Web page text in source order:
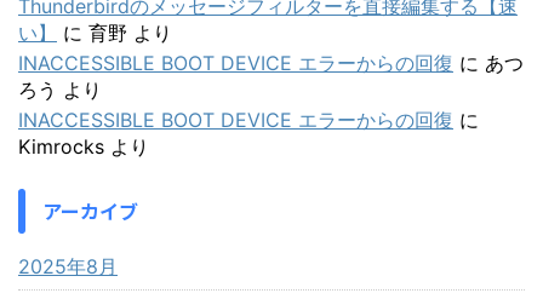
Thunderbirdのメッセージフィルターを直接編集する【速
い】
に 育野 より
INACCESSIBLE BOOT DEVICE エラーからの回復 に あつ
ろう より
INACCESSIBLE BOOT DEVICE エラーからの回復 に
Kimrocks より
アーカイブ
2025年8月